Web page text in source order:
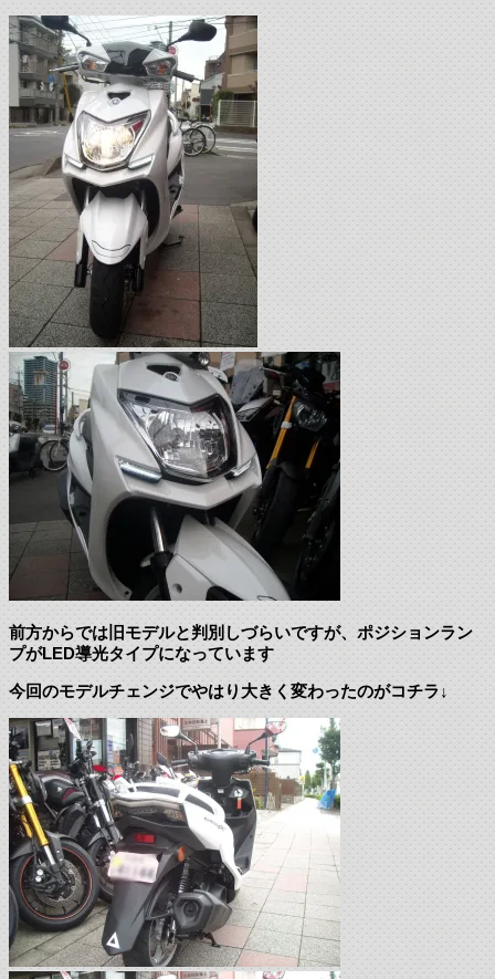
前方からでは旧モデルと判別しづらいですが、ポジションラン
プがLED導光タイプになっています
今回のモデルチェンジでやはり大きく変わったのがコチラ↓